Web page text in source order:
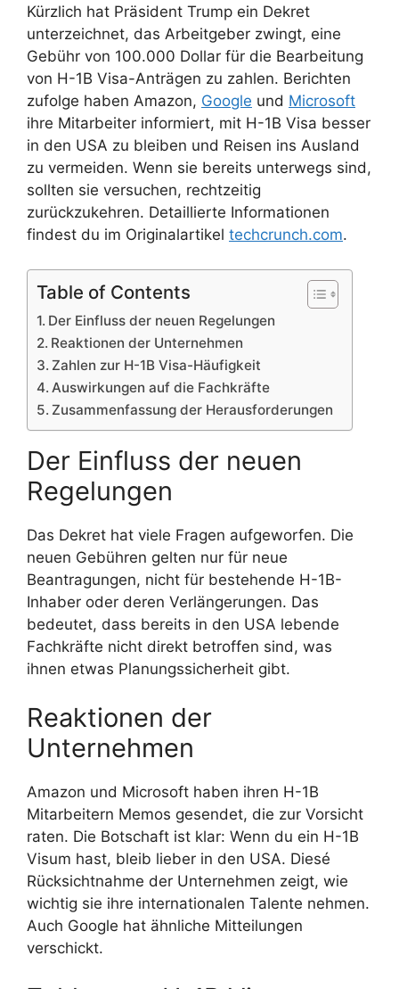
Kürzlich hat Präsident Trump ein Dekret
unterzeichnet, das Arbeitgeber zwingt, eine
Gebühr von 100.000 Dollar für die Bearbeitung
von H-1B Visa-Anträgen zu zahlen. Berichten
zufolge haben Amazon, Google und Microsoft
ihre Mitarbeiter informiert, mit H-1B Visa besser
in den USA zu bleiben und Reisen ins Ausland
zu vermeiden. Wenn sie bereits unterwegs sind,
sollten sie versuchen, rechtzeitig
zurückzukehren. Detaillierte Informationen
findest du im Originalartikel techcrunch.com.
Table of Contents
Der Einfluss der neuen Regelungen
Reaktionen der Unternehmen
Zahlen zur H-1B Visa-Häufigkeit
Auswirkungen auf die Fachkräfte
Zusammenfassung der Herausforderungen
Der Einfluss der neuen
Regelungen
Das Dekret hat viele Fragen aufgeworfen. Die
neuen Gebühren gelten nur für neue
Beantragungen, nicht für bestehende H-1B-
Inhaber oder deren Verlängerungen. Das
bedeutet, dass bereits in den USA lebende
Fachkräfte nicht direkt betroffen sind, was
ihnen etwas Planungssicherheit gibt.
Reaktionen der
Unternehmen
Amazon und Microsoft haben ihren H-1B
Mitarbeitern Memos gesendet, die zur Vorsicht
raten. Die Botschaft ist klar: Wenn du ein H-1B
Visum hast, bleib lieber in den USA. Diesé
Rücksichtnahme der Unternehmen zeigt, wie
wichtig sie ihre internationalen Talente nehmen.
Auch Google hat ähnliche Mitteilungen
verschickt.